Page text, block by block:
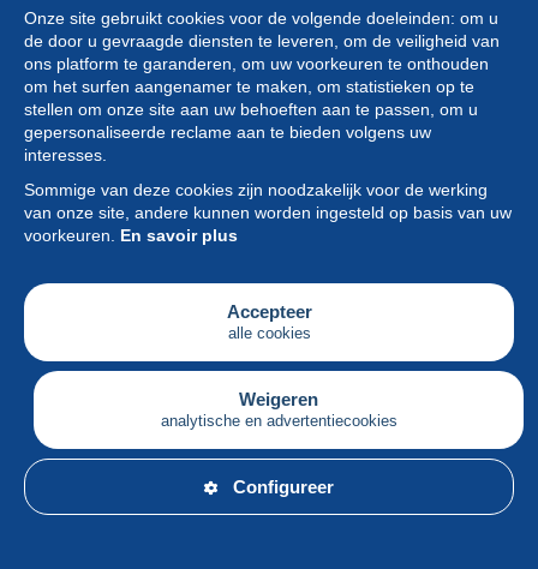
Onze site gebruikt cookies voor de volgende doeleinden: om u
de door u gevraagde diensten te leveren, om de veiligheid van
ons platform te garanderen, om uw voorkeuren te onthouden
om het surfen aangenamer te maken, om statistieken op te
stellen om onze site aan uw behoeften aan te passen, om u
gepersonaliseerde reclame aan te bieden volgens uw
interesses.
Sommige van deze cookies zijn noodzakelijk voor de werking
van onze site, andere kunnen worden ingesteld op basis van uw
voorkeuren. En savoir plus
Accepteer
alle cookies
Weigeren
analytische en advertentiecookies
Configureer
Collectie
Nieuws
Functie
Vereniging
Diensten
Schrijven
Nederlands